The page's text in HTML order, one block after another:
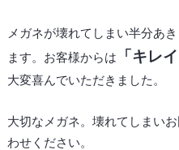
メガネが壊れてしまい半分あ
ます。お客様からは
「キレ
大変喜んでいただきました。
大切なメガネ。壊れてしまい
わせください。